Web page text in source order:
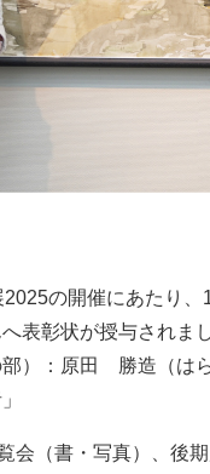
の開催にあたり
表彰状が授与されま
部）：原田 勝造（は
会（書・写真）、後